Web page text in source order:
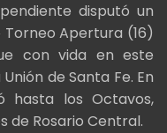
disputó un
Apertura (16)
con vida en este
de Santa Fe. En
hasta los Octavos,
de Rosario Central.